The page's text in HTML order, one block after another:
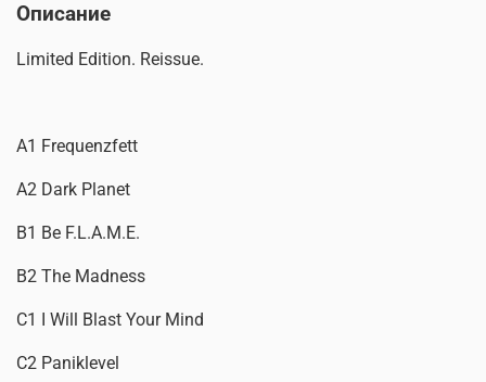
Описание
Limited Edition. Reissue.
A1 Frequenzfett
A2 Dark Planet
B1 Be F.L.A.M.E.
B2 The Madness
C1 I Will Blast Your Mind
C2 Paniklevel